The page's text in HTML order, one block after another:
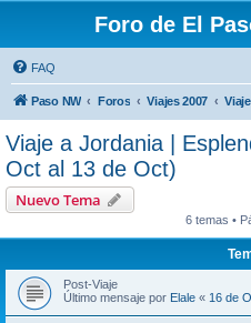
Foro de El
FAQ
Paso NW Foros Viajes 2007
Viaje a Jordania |
Oct al 13 de Oct)
Nuevo Tema
6 temas •
Post-Viaje
Último mensaje por Elale « 16 de